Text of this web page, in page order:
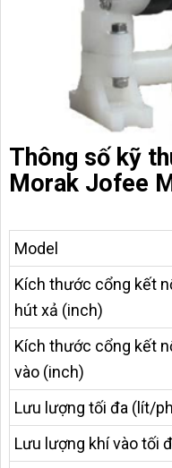
Thông số kỹ
Morak Jofee
Model
Kích thước cổng kết
hút xả (inch)
Kích thước cổng kết
vào (inch)
Lưu lượng tối đa (lít/
Lưu lượng khí vào tối